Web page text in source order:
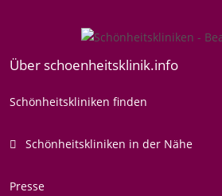
Über schoenheitsklinik.info
Schönheitskliniken finden
Schönheitskliniken in der Nähe
Presse